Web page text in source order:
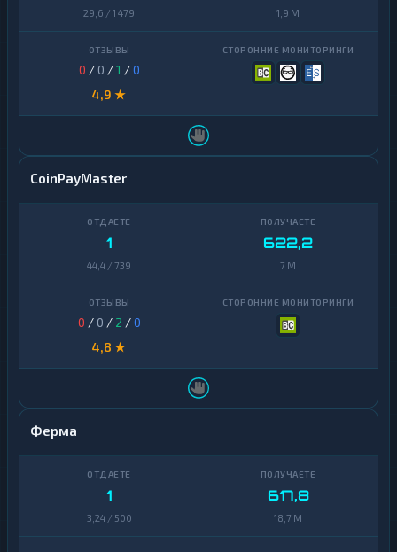
29,6 / 1 479 1,9 M
0 / 0 /1 /0
4,9 ★
CoinPayMaster
1
44,4 / 739
622,2
7 M
0 / 0 / 2 /0
4,8 ★
Ферма
1
3,24 / 500
617,8
18,7 M